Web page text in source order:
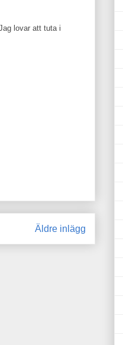
lovar att tuta i
Äldre inlägg